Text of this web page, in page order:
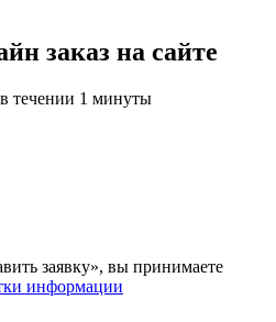
заказ на сайте
течении 1 минуты
заявку», вы принимаете
информации